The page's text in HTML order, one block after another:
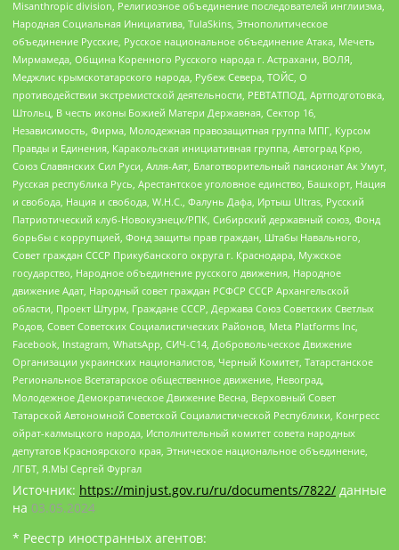
Misanthropic division, Религиозное объединение последователей инглиизма,
Народная Социальная Инициатива, TulaSkins, Этнополитическое
объединение Русские, Русское национальное объединение Атака, Мечеть
Мирмамеда, Община Коренного Русского народа г. Астрахани, ВОЛЯ,
Меджлис крымскотатарского народа, Рубеж Севера, ТОЙС, О
противодействии экстремистской деятельности, РЕВТАТПОД, Артподготовка,
Штольц, В честь иконы Божией Матери Державная, Сектор 16,
Независимость, Фирма, Молодежная правозащитная группа МПГ, Курсом
Правды и Единения, Каракольская инициативная группа, Автоград Крю,
Союз Славянских Сил Руси, Алля-Аят, Благотворительный пансионат Ак Умут,
Русская республика Русь, Арестантское уголовное единство, Башкорт, Нация
и свобода, Нация и свобода, W.H.С., Фалунь Дафа, Иртыш Ultras, Русский
Патриотический клуб-Новокузнецк/РПК, Сибирский державный союз, Фонд
борьбы с коррупцией, Фонд защиты прав граждан, Штабы Навального,
Совет граждан СССР Прикубанского округа г. Краснодара, Мужское
государство, Народное объединение русского движения, Народное
движение Адат, Народный совет граждан РСФСР СССР Архангельской
области, Проект Штурм, Граждане СССР, Держава Союз Советских Светлых
Родов, Совет Советских Социалистических Районов, Meta Platforms Inc,
Facebook, Instagram, WhatsApp, СИЧ-С14, Добровольческое Движение
Организации украинских националистов, Черный Комитет, Татарстанское
Региональное Всетатарское общественное движение, Невоград,
Молодежное Демократическое Движение Весна, Верховный Совет
Татарской Автономной Советской Социалистической Республики, Конгресс
ойрат-калмыцкого народа, Исполнительный комитет совета народных
депутатов Красноярского края, Этническое национальное объединение,
ЛГБТ, Я.МЫ Сергей Фургал
Источник: https://minjust.gov.ru/ru/documents/7822/ данные
на 03.05.2024
* Реестр иностранных агентов: